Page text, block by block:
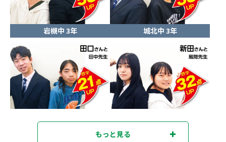
岩槻中 3年 城北中 3年
もっと見る